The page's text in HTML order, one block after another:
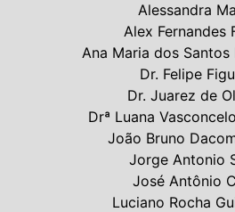
Alessandra
Alex Fernandes
Ana Maria dos Santos
Dr. Felipe
Dr. Juarez de
Drª Luana
João Bruno
Jorge Antonio
José Antônio
Luciano Rocha